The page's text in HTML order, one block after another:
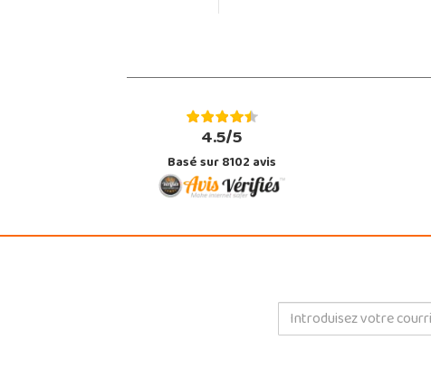
4.5/5
Basé sur 8102 avis